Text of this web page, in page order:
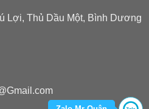
Lợi, Thủ Dầu Một, Bình Dương